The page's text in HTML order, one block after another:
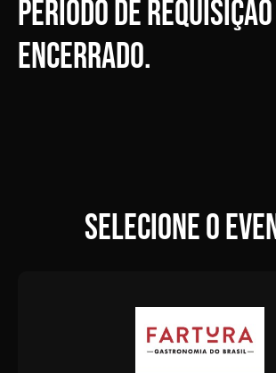
Período de requisição
ENCERRADO.
Selecione o